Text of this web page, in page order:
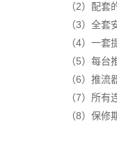
（2）配套
（3）全
（4）一
（5）每台
（6）推
（7）所
（8）保